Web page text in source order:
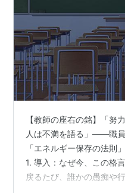
【教師の座右の銘】「努
人は不満を語る」——職
「エネルギー保存の法則
1. 導入：なぜ今、この格
戻るたび、誰かの愚痴や